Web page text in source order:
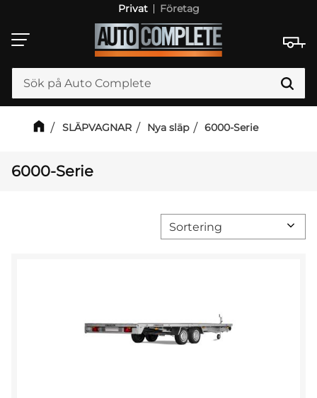
Meny
Privat Företag
SLÄPVAGNAR Nya släp 6000-Serie
6000-Serie
Välj sortering